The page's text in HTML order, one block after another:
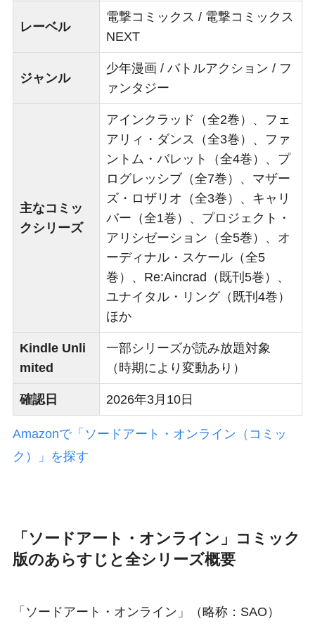
レーベル
電撃コミックス / 電撃コミックス
NEXT
ジャンル
少年漫画 / バトルアクション / フ
ァンタジー
主なコミッ
クシリーズ
アインクラッド（全2巻）、フェ
アリィ・ダンス（全3巻）、ファ
ントム・バレット（全4巻）、プ
ログレッシブ（全7巻）、マザー
ズ・ロザリオ（全3巻）、キャリ
バー（全1巻）、プロジェクト・
アリシゼーション（全5巻）、オ
ーディナル・スケール（全5
巻）、Re:Aincrad（既刊5巻）、
ユナイタル・リング（既刊4巻）
ほか
Kindle Unli
mited
一部シリーズが読み放題対象
（時期により変動あり）
確認日 2026年3月10日
Amazonで「ソードアート・オンライン（コミッ
ク）」を探す
「ソードアート・オンライン」コミック
版のあらすじと全シリーズ概要
「ソードアート・オンライン」（略称：SAO）